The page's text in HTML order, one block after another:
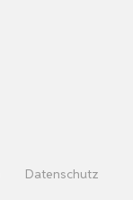
Datenschutz